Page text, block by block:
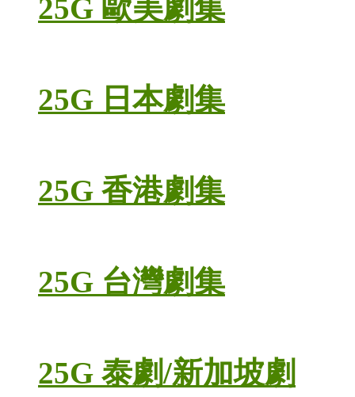
25G 歐美劇集
25G 日本劇集
25G 香港劇集
25G 台灣劇集
25G 泰劇/新加坡劇